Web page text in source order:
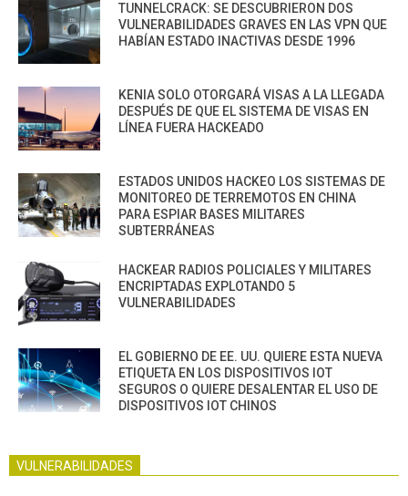
TUNNELCRACK: SE DESCUBRIERON DOS
VULNERABILIDADES GRAVES EN LAS VPN QUE
HABÍAN ESTADO INACTIVAS DESDE 1996
KENIA SOLO OTORGARÁ VISAS A LA LLEGADA
DESPUÉS DE QUE EL SISTEMA DE VISAS EN
LÍNEA FUERA HACKEADO
ESTADOS UNIDOS HACKEO LOS SISTEMAS DE
MONITOREO DE TERREMOTOS EN CHINA
PARA ESPIAR BASES MILITARES
SUBTERRÁNEAS
HACKEAR RADIOS POLICIALES Y MILITARES
ENCRIPTADAS EXPLOTANDO 5
VULNERABILIDADES
EL GOBIERNO DE EE. UU. QUIERE ESTA NUEVA
ETIQUETA EN LOS DISPOSITIVOS IOT
SEGUROS O QUIERE DESALENTAR EL USO DE
DISPOSITIVOS IOT CHINOS
VULNERABILIDADES